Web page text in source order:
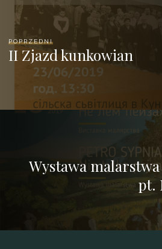
POPRZEDNI
II Zjazd kunkowian
Wystawa
pt.